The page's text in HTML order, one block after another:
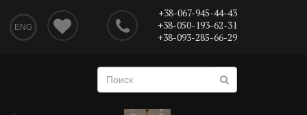
ENG
+38-067-945-44-43
+38-050-193-62-31
+38-093-285-66-29